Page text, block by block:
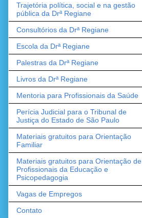
Trajetória política, social e na gestão
pública da Drª Regiane
Consultórios da Drª Regiane
Escola da Drª Regiane
Palestras da Drª Regiane
Livros da Drª Regiane
Mentoria para Profissionais da Saúde
Perícia Judicial para o Tribunal de
Justiça do Estado de São Paulo
Materiais gratuitos para Orientação
Familiar
Materiais gratuitos para Orientação de
Profissionais da Educação e
Psicopedagogia
Vagas de Empregos
Contato